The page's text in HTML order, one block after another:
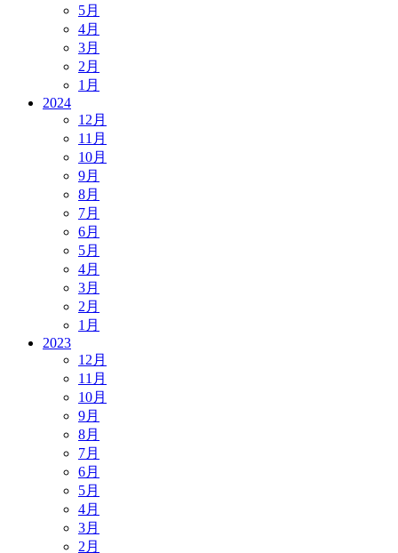
5月
4月
3月
2月
1月
2024
12月
11月
10月
9月
8月
7月
6月
5月
4月
3月
2月
1月
2023
12月
11月
10月
9月
8月
7月
6月
5月
4月
3月
2月